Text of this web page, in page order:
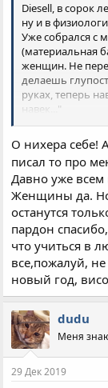
Diesell, в сорок
ну и в
Уже собрался с
(материальная
женщин. Не
делаешь
руках, теперь
навек..."
А что годы
увеличить
решил для себя.
Прошу пардону
О нихера себе!
писал то про
Давно уже всем
Женщины да. Но
останутся
пардон
что учиться в
все,пожалуй,
новый год,
dudu
Меня
29 Дек 2019